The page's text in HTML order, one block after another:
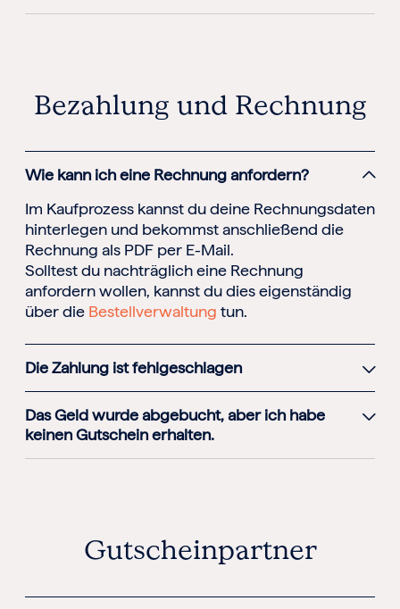
Bezahlung und Rechnung
Wie kann ich eine Rechnung anfordern?
Im Kaufprozess kannst du deine Rechnungsdaten
hinterlegen und bekommst anschließend die
Rechnung als PDF per E-Mail.
Solltest du nachträglich eine Rechnung
anfordern wollen, kannst du dies eigenständig
über die Bestellverwaltung tun.
Die Zahlung ist fehlgeschlagen
Das Geld wurde abgebucht, aber ich habe
keinen Gutschein erhalten.
Gutscheinpartner